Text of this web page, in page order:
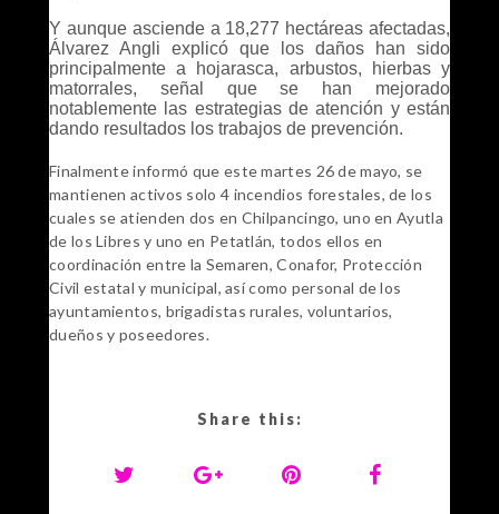
Y aunque asciende a 18,277 hectáreas afectadas,
Álvarez Angli explicó que los daños han sido
principalmente a hojarasca, arbustos, hierbas y
matorrales, señal que se han mejorado
notablemente las estrategias de atención y están
dando resultados los trabajos de prevención.
Finalmente informó que este martes 26 de mayo, se
mantienen activos solo 4 incendios forestales, de los
cuales se atienden dos en Chilpancingo, uno en Ayutla
de los Libres y uno en Petatlán, todos ellos en
coordinación entre la Semaren, Conafor, Protección
Civil estatal y municipal, así como personal de los
ayuntamientos, brigadistas rurales, voluntarios,
dueños y poseedores.
Share this: